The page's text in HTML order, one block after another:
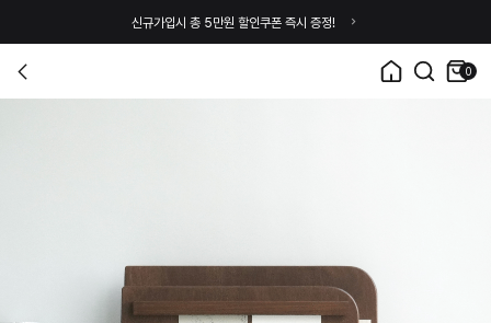
신규가입시 총 5만원 할인쿠폰 즉시 증정!
0